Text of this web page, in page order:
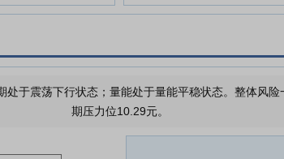
议决议公告
股公司股权的进展公告
古鳌科技:关于公司5%以上股东股
处于震荡下行状态；量能处于量能平稳状态。整体风
期压力位10.29元。